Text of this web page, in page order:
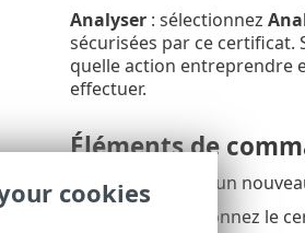
Analyser: sélectionnez
sécurisées par ce certificat.
quelle action entreprendre
effectuer.
Éléments de
Ajouter
: Ajoutez un
: sélectionnez le
cookies